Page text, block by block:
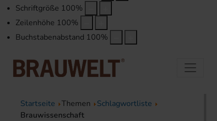
Schriftgröße 100%
Zeilenhöhe 100%
Buchstabenabstand 100%
Startseite Themen
Schlagwortliste
Brauwissenschaft